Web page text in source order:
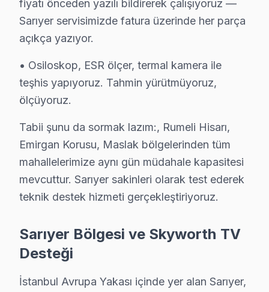
Garantili Servis Avantajı: 6 ay-2 yıl garanti ile aynı
» Basit arızalarda aynı gün servis tamamlanır.
Sarıyer × Skyworth: Yerel İçerik ve Deneyim
Sarıyer müşterilerine sunduğumuz Skyworth servis
Dördüncü ilke — Garanti dahil fiyat: İşçilik garantisi (6
Sarıyer'den gelen Skyworth servis taleplerinin nasıl
Kapıda beş dakikalık görsel ve osiloskop incelemesi
Bu hikayenin olağan olması, Sarıyer'de 11 yıllık
Skyworth OLED panel teknolojisinin Sarıyer
Güç yönetimi devresi ikinci kritik noktayı oluşturuyor.
Skyworth VA Panel mimarisinde ise piksel matris
11 yıllık Sarıyer servis arşivi, Skyworth televizyon
Güncel tablo şu: aylık 60 başvurunun %40'i OLED
fiyatı önceden yazılı bildirerek çalışıyoruz —
Sarıyer servisimizde fatura üzerinde her parça
açıkça yazıyor.
• Osiloskop, ESR ölçer, termal kamera ile
teşhis yapıyoruz. Tahmin yürütmüyoruz,
ölçüyoruz.
Tabii şunu da sormak lazım:, Rumeli Hisarı,
Emirgan Korusu, Maslak bölgelerinden tüm
mahallelerimize aynı gün müdahale kapasitesi
mevcuttur. Sarıyer sakinleri olarak test ederek
teknik destek hizmeti gerçekleştiriyoruz.
Sarıyer Bölgesi ve Skyworth TV
Desteği
İstanbul Avrupa Yakası içinde yer alan Sarıyer,